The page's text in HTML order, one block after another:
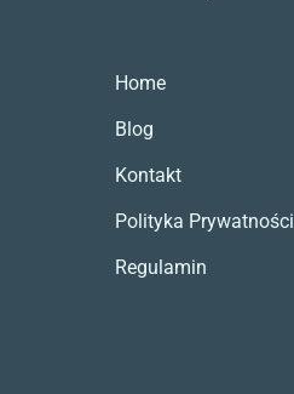
Home
Blog
Kontakt
Polityka Prywatności
Regulamin